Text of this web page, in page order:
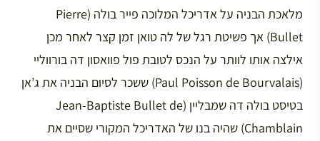
מלאכת הבניה על אדריכל המלוכה פייר בולה (Pierre
Bullet) אך פשיטת רגל של לה טואן זמן קצר לאחר מכן
אילצה אותו לוותר על הנכס לטובת פול פוואסון דה בורווליי
(Paul Poisson de Bourvalais) ששכר לסיום הבניה את ג’אן
בטיסט בולה דה שמבליין (Jean-Baptiste Bullet de
Chamblain) שהיה בנו של האדריכל המקורי שסיים את